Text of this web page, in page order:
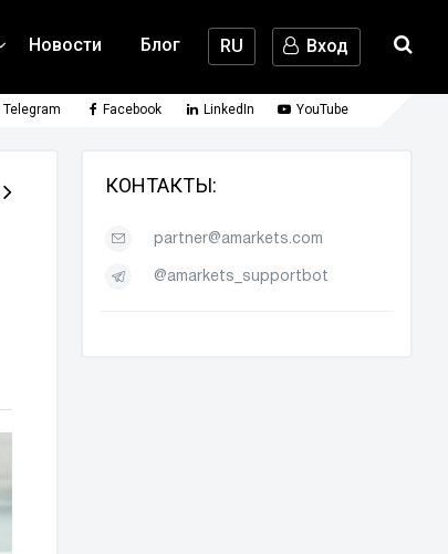
Новости Блог RU Вход
Telegram Facebook LinkedIn YouTube
КОНТАКТЫ:
partner@amarkets.com
@amarkets_supportbot